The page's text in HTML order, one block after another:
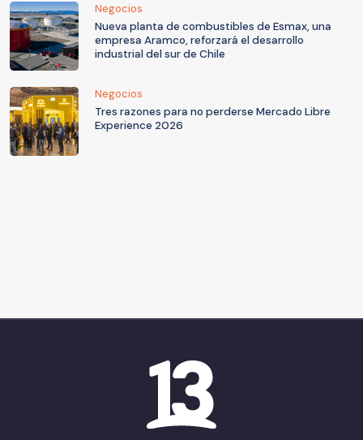
Negocios
Nueva planta de combustibles de Esmax, una
empresa Aramco, reforzará el desarrollo
industrial del sur de Chile
Negocios
Tres razones para no perderse Mercado Libre
Experience 2026